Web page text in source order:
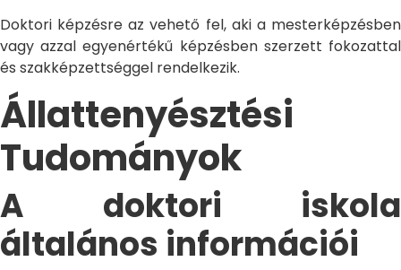
Doktori képzésre az vehető fel, aki a mesterképzésben
vagy azzal egyenértékű képzésben szerzett fokozattal
és szakképzettséggel rendelkezik.
Állattenyésztési
Tudományok
A doktori iskola
általános információi